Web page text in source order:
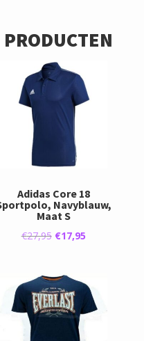
Adidas Core 18
Navyblauw,
Maat S
€27,95 Oorspronkelijke
€27,95.
€17,95Huidige
€17,95.